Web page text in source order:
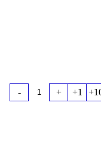
- + +1